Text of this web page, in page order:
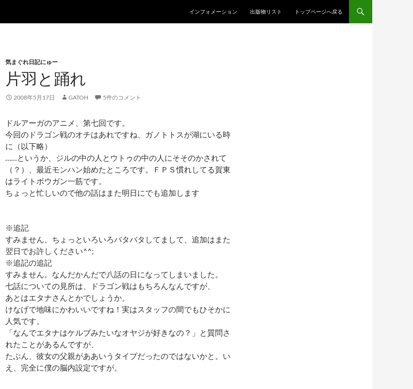
インフォメーション
出版物リスト トップページへ戻る
気まぐれ日記にゅー
片羽と踊れ
2008年5月17日 GATOH 5件のコメント
ドルアーガのアニメ、第七回です。
今回のドラゴン戦のオチはあれですね、ガノトトスが湖にいる時
に（以下略）
……というか、ジルの中の人とウトゥの中の人にそそのかされて
（？）、最近モンハン始めたところです。ＦＰＳ慣れしてる賀東
はライトボウガン一筋です。
ちょっと忙しいので他の話はまた明日にでも追加します
※追記
すみません、ちょっといろいろバタバタしてまして、追加はまた
翌日でお許しください^^;
※追記の追記
すみません。なんだかんだで八話の日になってしまいました。
七話についての見所は、ドラゴン戦はもちろんなんですが、
あとはエタナさんとかでしょうか。
けなげで地味にかわいいですね！実はスタッフの間でもひそかに
人気です。
「なんでエタナはケルブみたいなオヤジが好きなの？」と質問さ
れたことがあるんですが、
たぶん、彼女の父親がああいうタイプだったのではないかと。い
え、完全に僕の脳内設定ですが。